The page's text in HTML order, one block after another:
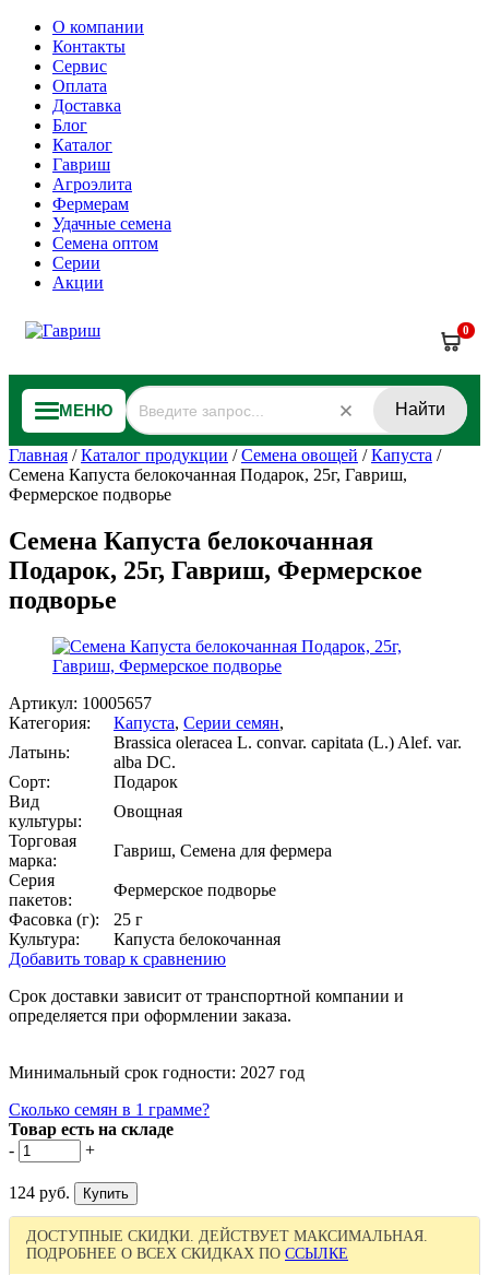
О компании
Контакты
Сервис
Оплата
Доставка
Блог
Каталог
Гавриш
Агроэлита
Фермерам
Удачные семена
Семена оптом
Серии
Акции
0
МЕНЮ Найти
Главная /Каталог продукции /Семена овощей /Капуста /
Семена Капуста белокочанная Подарок, 25г, Гавриш,
Фермерское подворье
Семена Капуста белокочанная
Подарок, 25г, Гавриш, Фермерское
подворье
Артикул: 10005657
Категория:
Капуста, Серии семян,
Латынь:
Brassica oleracea L. convar. capitata (L.) Alef. var.
alba DC.
Сорт:
Подарок
Вид
культуры:
Овощная
Торговая
марка:
Гавриш, Семена для фермера
Серия
пакетов:
Фермерское подворье
Фасовка (г):
25 г
Культура:
Капуста белокочанная
Добавить товар к сравнению
Срок доставки зависит от транспортной компании и
определяется при оформлении заказа.
Минимальный срок годности: 2027 год
Сколько семян в 1 грамме?
Товар есть на складе
-
+
124 руб.
ДОСТУПНЫЕ СКИДКИ. ДЕЙСТВУЕТ МАКСИМАЛЬНАЯ.
ПОДРОБНЕЕ О ВСЕХ СКИДКАХ ПО ССЫЛКЕ